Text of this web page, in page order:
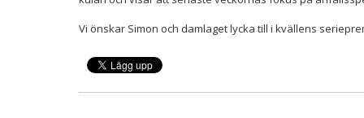
Vi önskar Simon och damlaget lycka till i kvällens